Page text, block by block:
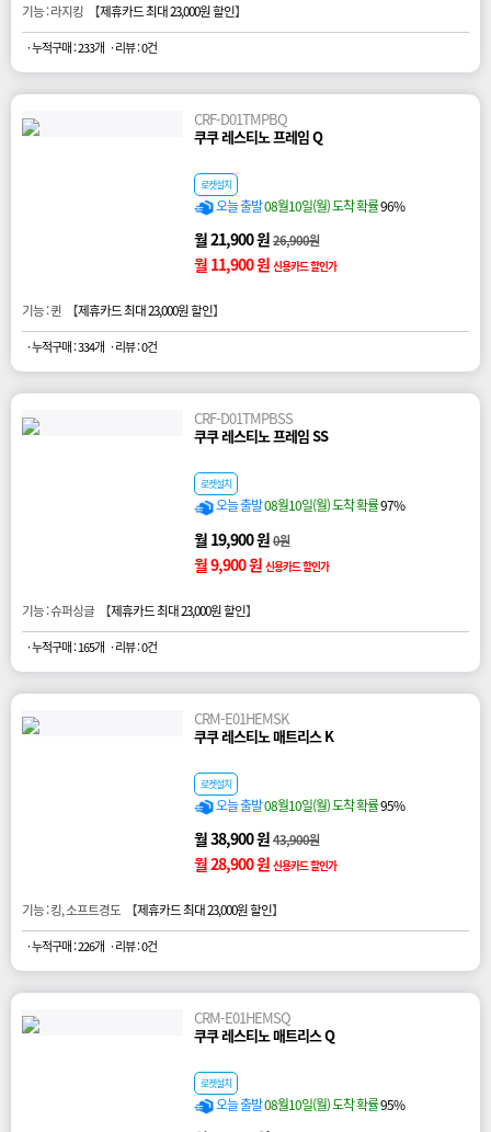
기능 : 라지킹 【제휴카드 최대 23,000원 할인】
· 누적구매 : 233개 · 리뷰 : 0건
CRF-D01TMPBQ
쿠쿠 레스티노 프레임 Q
로켓설치
오늘 출발08월10일(월) 도착 확률96%
월 21,900 원26,900원
월 11,900 원 신용카드 할인가
기능 : 퀸 【제휴카드 최대 23,000원 할인】
· 누적구매 : 334개 · 리뷰 : 0건
CRF-D01TMPBSS
쿠쿠 레스티노 프레임 SS
로켓설치
오늘 출발08월10일(월) 도착 확률97%
월 19,900 원0원
월 9,900 원 신용카드 할인가
기능 : 슈퍼싱글 【제휴카드 최대 23,000원 할인】
· 누적구매 : 165개 · 리뷰 : 0건
CRM-E01HEMSK
쿠쿠 레스티노 매트리스 K
로켓설치
오늘 출발08월10일(월) 도착 확률95%
월 38,900 원43,900원
월 28,900 원 신용카드 할인가
기능 : 킹, 소프트경도 【제휴카드 최대 23,000원 할인】
· 누적구매 : 226개 · 리뷰 : 0건
CRM-E01HEMSQ
쿠쿠 레스티노 매트리스 Q
로켓설치
오늘 출발08월10일(월) 도착 확률95%